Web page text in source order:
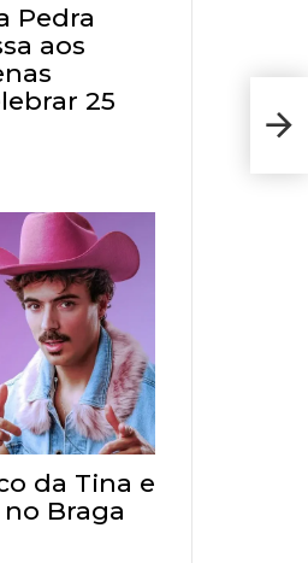
Pedra
aos
25
da Tina e
Braga